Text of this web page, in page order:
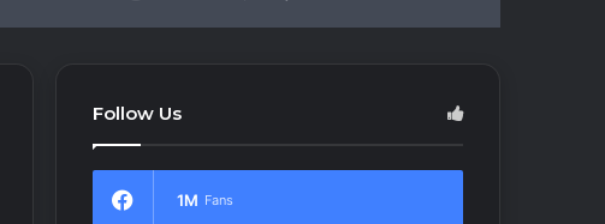
Follow Us
1M Fans